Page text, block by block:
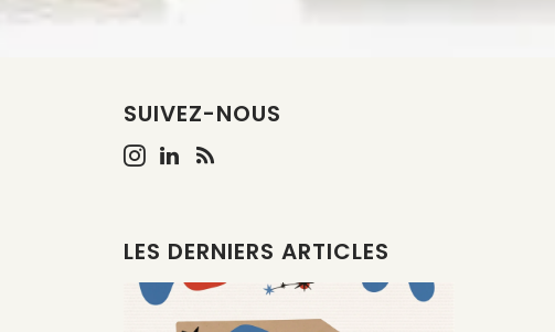
SUIVEZ-NOUS
LES DERNIERS ARTICLES